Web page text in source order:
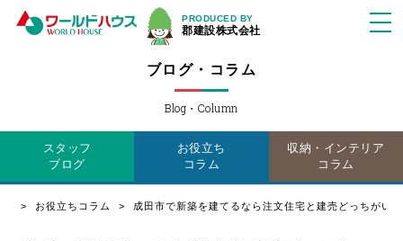
PRODUCED BY
郡建設株式会社
ブログ・コラム
Blog・Column
スタッフ
ブログ
お役立ち
コラム
収納・インテリア
コラム
お役立ちコラム 成田市で新築を建てるなら注文住宅と建売どっちがい